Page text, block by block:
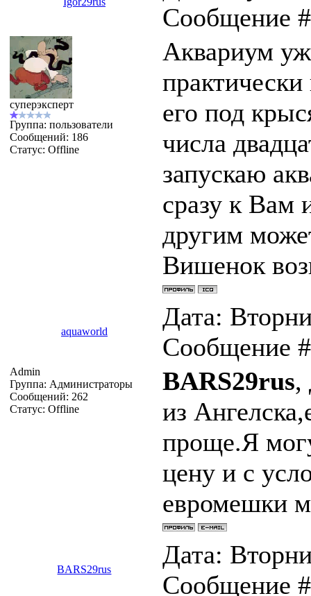
Сообщение
суперэксперт
Группа: пользователи
Сообщений: 186
Статус: Offline
Аквариум
его под
числа
запускаю
сразу к Вам
другим
Вишенок
aquaworld
Дата:
Сообщение
Admin
Группа: Администраторы
Сообщений: 262
Статус: Offline
BARS29rus,
из
проще.Я
цену и с
евромешки
BARS29rus
Дата:
Сообщение